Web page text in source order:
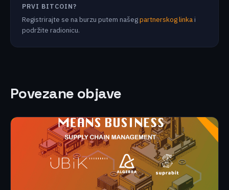
PRVI BITCOIN?
Registrirajte se na burzu putem našegpartnerskog linka i
podržite radionicu.
Povezane objave